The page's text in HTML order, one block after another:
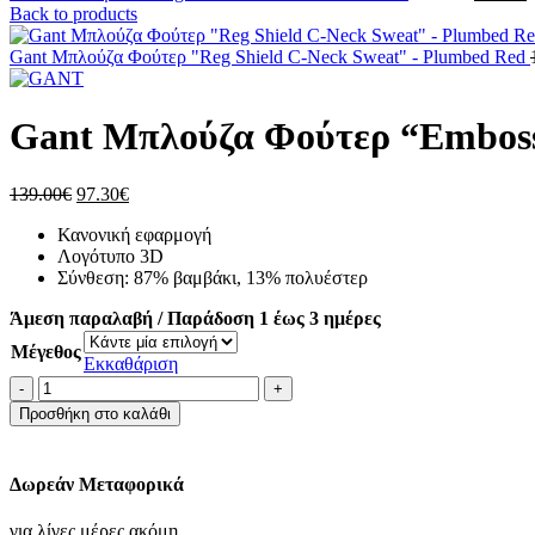
was:
Back to products
Gant Μπλούζα Φούτερ "Reg Shield C-Neck Sweat" - Plumbed Red
Gant Μπλούζα Φούτερ
139.00€ Original
was:
139.00€.
97.30€Η
τιμή
είναι:
97.30€.
Κανονική εφαρμογή
Λογότυπο 3D
Σύνθεση: 87% βαμβάκι, 13% πολυέστερ
Άμεση παραλαβή / Παράδοση 1 έως 3 ημέρες
Μέγεθος
Εκκαθάριση
Gant
Μπλούζα
Φούτερ
Sweat
C-
Προσθήκη στο καλάθι
Δωρεάν Μεταφορικά
για λίγες μέρες ακόμη